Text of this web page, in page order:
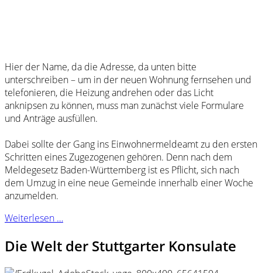
Hier der Name, da die Adresse, da unten bitte
unterschreiben – um in der neuen Wohnung fernsehen und
telefonieren, die Heizung andrehen oder das Licht
anknipsen zu können, muss man zunächst viele Formulare
und Anträge ausfüllen.
Dabei sollte der Gang ins Einwohnermeldeamt zu den ersten
Schritten eines Zugezogenen gehören. Denn nach dem
Meldegesetz Baden-Württemberg ist es Pflicht, sich nach
dem Umzug in eine neue Gemeinde innerhalb einer Woche
anzumelden.
Weiterlesen …
Die Welt der Stuttgarter Konsulate